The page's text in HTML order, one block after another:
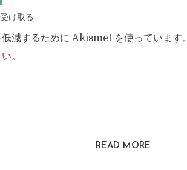
け取る
減するために Akismet を使っています。
。
READ MORE